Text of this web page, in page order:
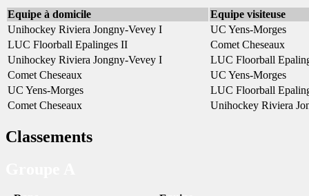
Equipe à domicile
Equipe visiteuse
Unihockey Riviera Jongny-Vevey I
UC Yens-Morges
LUC Floorball Epalinges II
Comet Cheseaux
Unihockey Riviera Jongny-Vevey I
LUC Floorball
Comet Cheseaux
UC Yens-Morges
UC Yens-Morges
LUC Floorball
Comet Cheseaux
Unihockey Riviera
Classements